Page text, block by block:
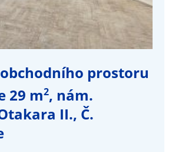
prostoru
29 m2, nám.
II., Č.